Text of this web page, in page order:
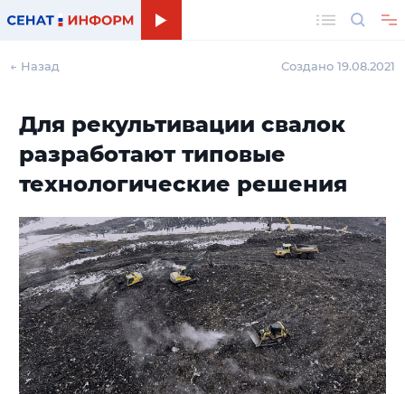
← Назад Создано 19.08.2021
Для рекультивации свалок
разработают типовые
технологические решения